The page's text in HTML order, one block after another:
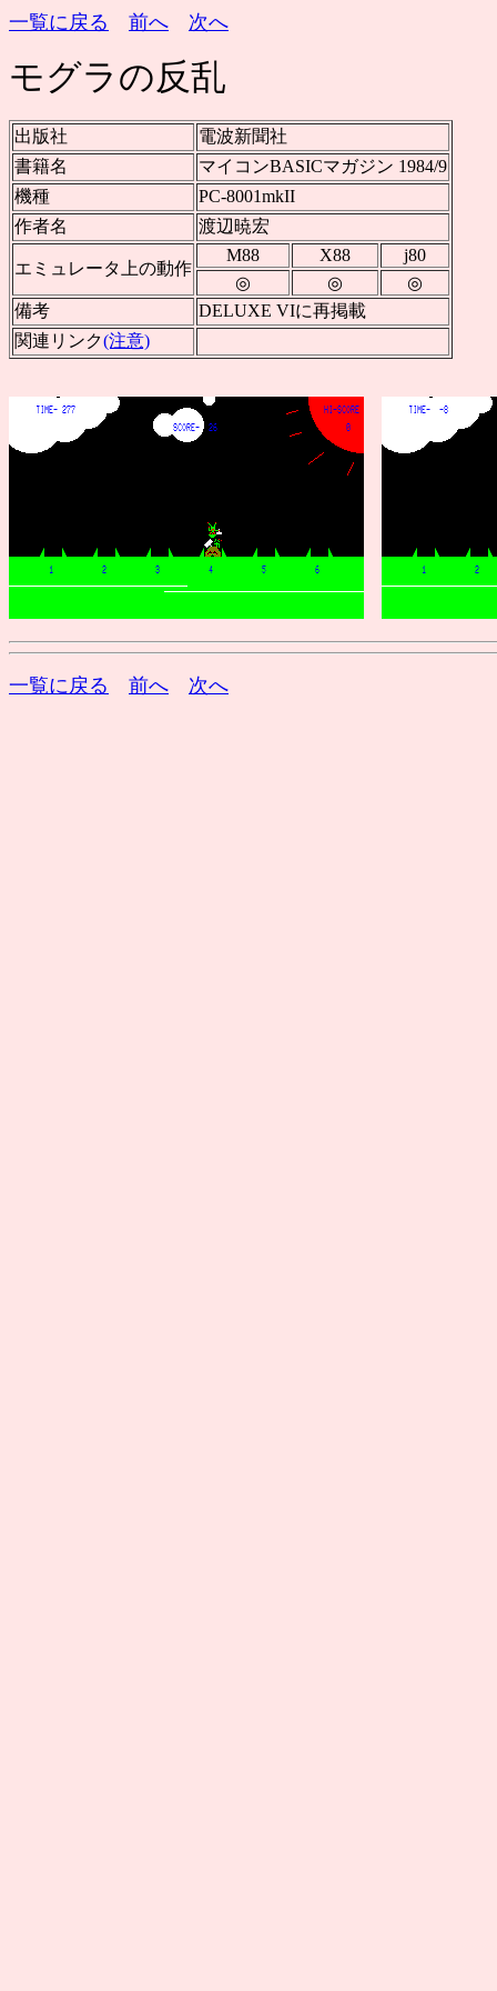
一覧に戻る 前へ 次へ
モグラの反乱
出版社
電波新聞社
書籍名
マイコンBASICマガジン 1984/9
機種
PC-8001mkII
作者名
渡辺暁宏
エミュレータ上の動作
M88 X88
j80
◎
◎
◎
備考
DELUXE VIに再掲載
関連リンク(注意)
一覧に戻る 前へ 次へ